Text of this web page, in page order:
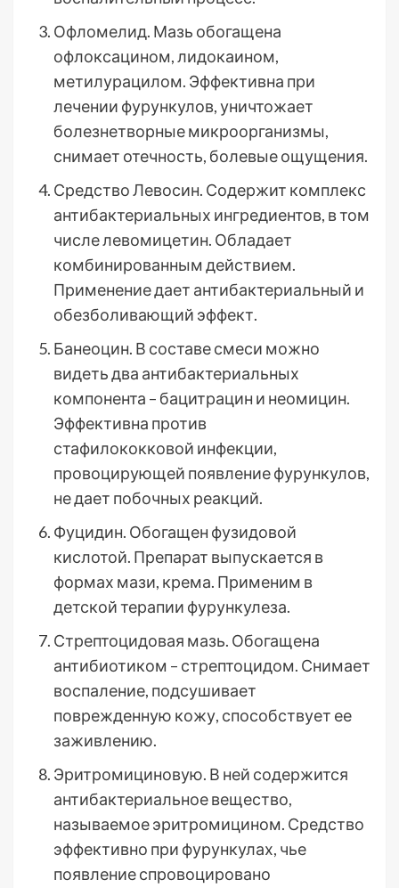
Офломелид. Мазь обогащена
офлоксацином, лидокаином,
метилурацилом. Эффективна при
лечении фурункулов, уничтожает
болезнетворные микроорганизмы,
снимает отечность, болевые ощущения.
Средство Левосин. Содержит комплекс
антибактериальных ингредиентов, в том
числе левомицетин. Обладает
комбинированным действием.
Применение дает антибактериальный и
обезболивающий эффект.
Банеоцин. В составе смеси можно
видеть два антибактериальных
компонента – бацитрацин и неомицин.
Эффективна против
стафилококковой инфекции,
провоцирующей появление фурункулов,
не дает побочных реакций.
Фуцидин. Обогащен фузидовой
кислотой. Препарат выпускается в
формах мази, крема. Применим в
детской терапии фурункулеза.
Стрептоцидовая мазь. Обогащена
антибиотиком – стрептоцидом. Снимает
воспаление, подсушивает
поврежденную кожу, способствует ее
заживлению.
Эритромициновую. В ней содержится
антибактериальное вещество,
называемое эритромицином. Средство
эффективно при фурункулах, чье
появление спровоцировано